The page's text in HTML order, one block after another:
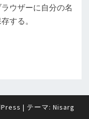
ウザーに自分の名
する。
| テーマ: Nisarg